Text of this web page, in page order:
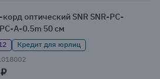
оптический SNR SNR-PC-
A-0.5m 50 см
Кредит для юрлиц